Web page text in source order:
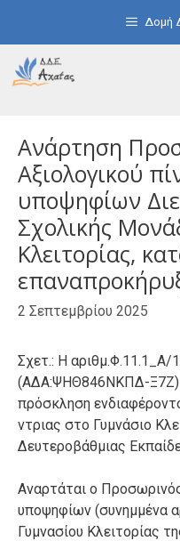
Δομή
Ανάρτηση
Αξιολογικού
υποψηφίων
Σχολικής
Κλειτορίας,
2 Σεπτεμβρίου 2025
Σχετ.: Η
(ΑΔΑ:ΨΗΘ846ΝΚΠΔ-Ξ7Ζ)
πρόσκληση
ντριας στο Γυμνάσιο
Δευτεροβάθμιας
Αναρτάται ο
υποψηφίων (συνημμένα
Γυμνασίου Κλειτορίας